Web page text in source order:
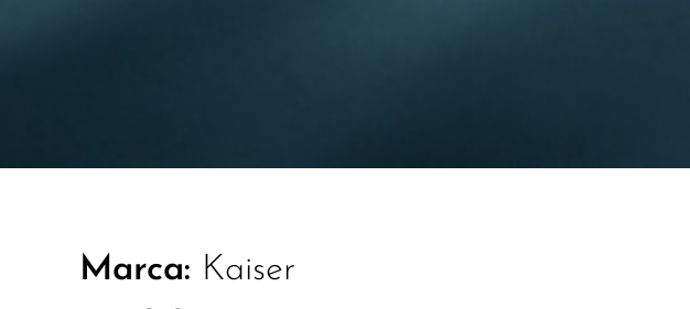
Marca: Kaiser